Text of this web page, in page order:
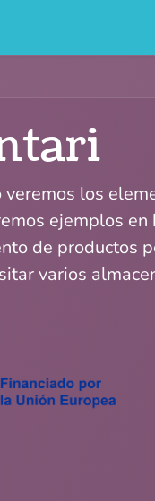
veremos los
ejemplos
de productos
varios